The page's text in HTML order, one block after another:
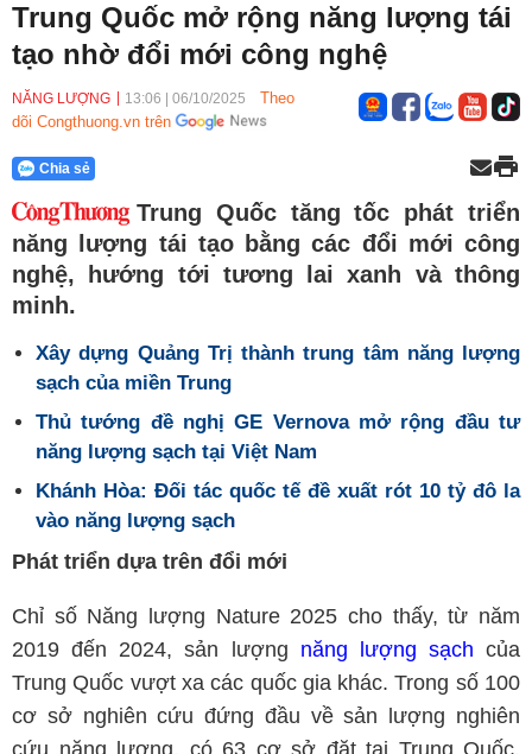
Trung Quốc mở rộng năng lượng tái
tạo nhờ đổi mới công nghệ
NĂNG LƯỢNG 13:06 06/10/2025
Theo
dõi Congthuong.vn trên
Chia sẻ
Trung Quốc tăng tốc phát triển
năng lượng tái tạo bằng các đổi mới công
nghệ, hướng tới tương lai xanh và thông
minh.
Xây dựng Quảng Trị thành trung tâm năng lượng
sạch của miền Trung
Thủ tướng đề nghị GE Vernova mở rộng đầu tư
năng lượng sạch tại Việt Nam
Khánh Hòa: Đối tác quốc tế đề xuất rót 10 tỷ đô la
vào năng lượng sạch
Phát triển dựa trên đổi mới
Chỉ số Năng lượng Nature 2025 cho thấy, từ năm
2019 đến 2024, sản lượng năng lượng sạch của
Trung Quốc vượt xa các quốc gia khác. Trong số 100
cơ sở nghiên cứu đứng đầu về sản lượng nghiên
cứu năng lượng, có 63 cơ sở đặt tại Trung Quốc.